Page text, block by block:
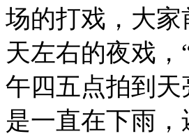
场的打戏，大家
天左右的夜戏，
午四五点拍到天
是一直在下雨